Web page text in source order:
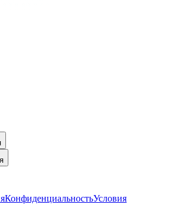
КонфиденциальностьУсловия